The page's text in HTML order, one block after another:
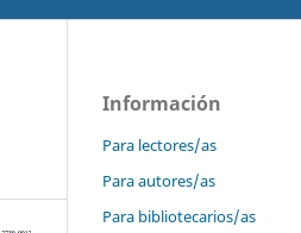
Información
Para lectores/as
Para autores/as
Para bibliotecarios/as